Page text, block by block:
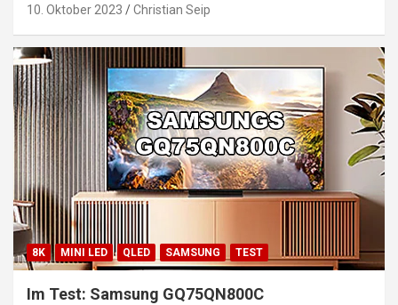
10. Oktober 2023 Christian Seip
8K MINI LED QLED SAMSUNG TEST
Im Test: Samsung GQ75QN800C